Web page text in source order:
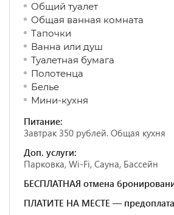
Общий туалет
Общая ванная комната
Тапочки
Ванна или душ
Туалетная бумага
Полотенца
Белье
Мини-кухня
Питание:
Завтрак 350 рублей. Общая кухня
Доп. услуги:
Парковка, Wi-Fi, Сауна, Бассейн
БЕСПЛАТНАЯ отмена
ПЛАТИТЕ НА МЕСТЕ — предоплата